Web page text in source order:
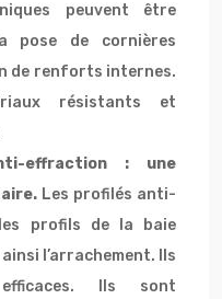
peuvent être
pose de cornières
de renforts internes.
résistants et
effraction : une
Les profilés anti-
profils de la baie
l’arrachement. Ils
Ils sont